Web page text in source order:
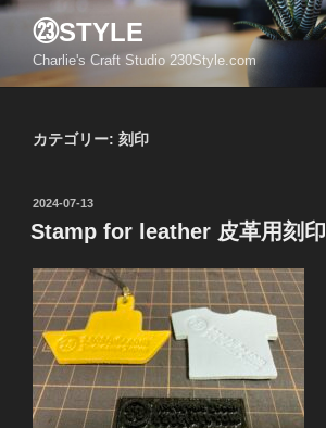
コ
ン
㉓STYLE
Charlie's Craft Studio 230Style.com
カテゴリー: 刻印
投
稿
日:
2024-07-13
Stamp for leather 皮革用刻印